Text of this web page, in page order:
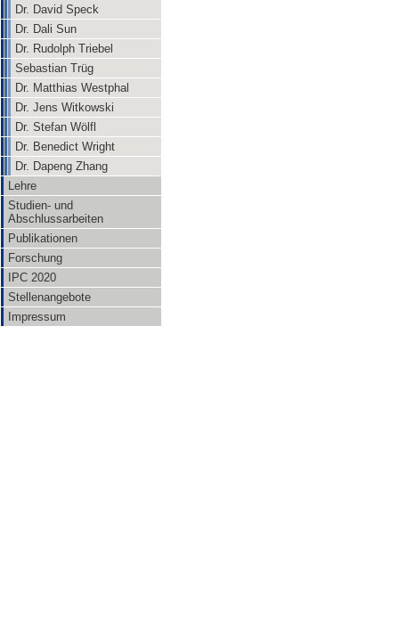
Dr. David Speck
Dr. Dali Sun
Dr. Rudolph Triebel
Sebastian Trüg
Dr. Matthias Westphal
Dr. Jens Witkowski
Dr. Stefan Wölfl
Dr. Benedict Wright
Dr. Dapeng Zhang
Lehre
Studien- und
Abschlussarbeiten
Publikationen
Forschung
IPC 2020
Stellenangebote
Impressum